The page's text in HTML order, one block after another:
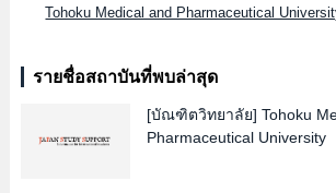
Tohoku Medical and Pharmaceutical
รายชื่อสถาบันที่พบล่าสุด
[บัณฑิตวิทยาลัย] Tohoku
Pharmaceutical University